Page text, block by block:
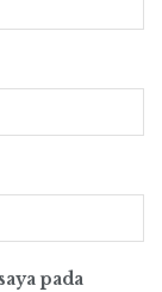
pada